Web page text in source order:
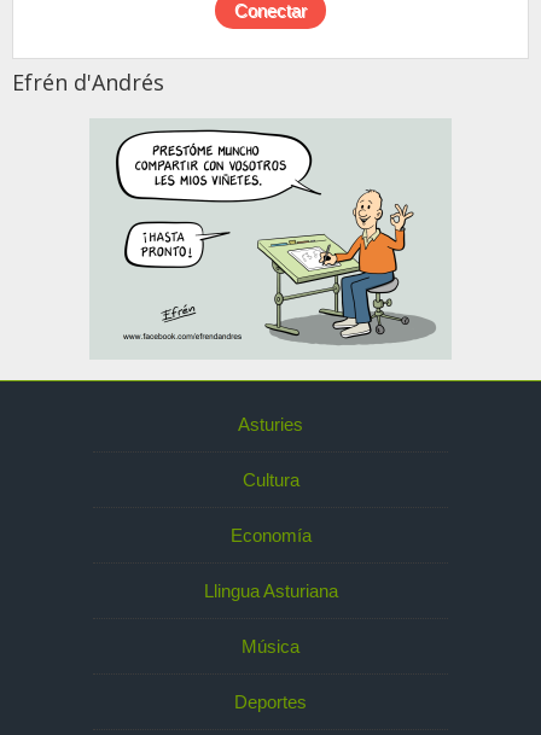
Efrén d'Andrés
Asturies
Cultura
Economía
Llingua Asturiana
Música
Deportes